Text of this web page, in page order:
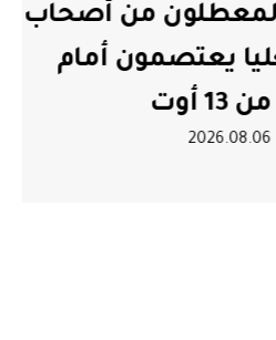
من أصحاب
يعتصمون أمام